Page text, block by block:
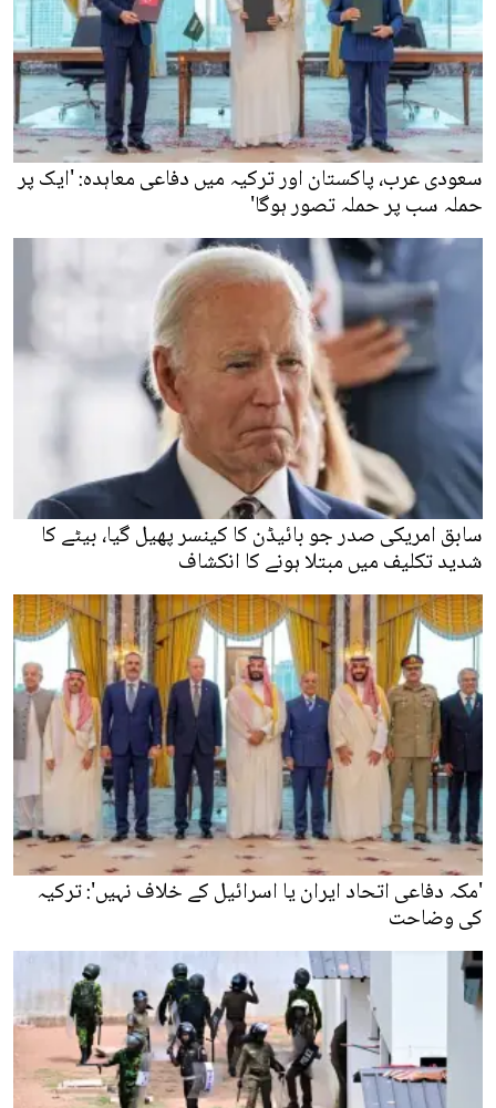
سعودی عرب، پاکستان اور ترکیہ میں دفاعی معاہدہ: 'ایک پر
حملہ سب پر حملہ تصور ہوگا'
سابق امریکی صدر جو بائیڈن کا کینسر پھیل گیا، بیٹے کا
شدید تکلیف میں مبتلا ہونے کا انکشاف
'مکہ دفاعی اتحاد ایران یا اسرائیل کے خلاف نہیں': ترکیہ
کی وضاحت